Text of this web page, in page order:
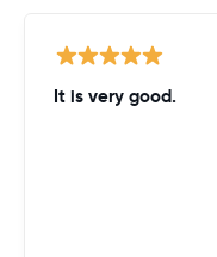
It is very good.